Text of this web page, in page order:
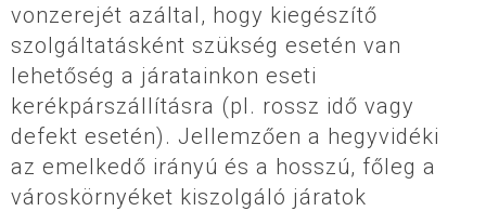
vonzerejét azáltal, hogy kiegészítő
szolgáltatásként szükség esetén van
lehetőség a járatainkon eseti
kerékpárszállításra (pl. rossz idő vagy
defekt esetén). Jellemzően a hegyvidéki
az emelkedő irányú és a hosszú, főleg a
városkörnyéket kiszolgáló járatok